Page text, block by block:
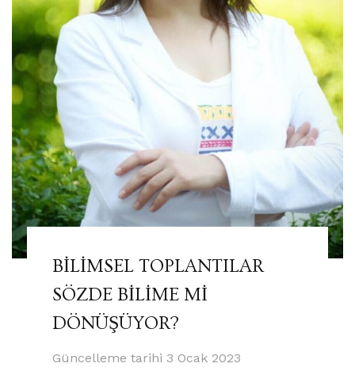
BİLİMSEL TOPLANTILAR
SÖZDE BİLİME Mİ
DÖNÜŞÜYOR?
Güncelleme tarihi 3 Ocak 2023